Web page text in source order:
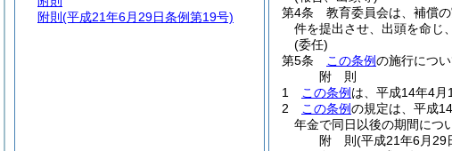
第4条
教育委員会は、補償
件を提出させ、出頭を命じ
(委任)
第5条
この条例の施行につ
附 則
1
この条例 は、平成14年4月
2
この条例の規定は、平成
年金で同日以後の期間につ
附 則(平成21年6月29
附則 (平成21年6月29日条例第19号)